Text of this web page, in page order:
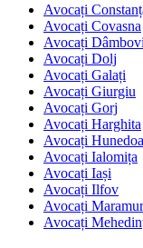
Avocați
Avocați Covasna
Avocați
Avocați Dolj
Avocați Galați
Avocați Giurgiu
Avocați Gorj
Avocați Harghita
Avocați
Avocați Ialomița
Avocați Iași
Avocați Ilfov
Avocați
Avocați